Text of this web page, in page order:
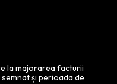
la majorarea facturii
și perioada de